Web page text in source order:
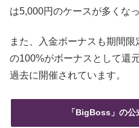
は5,000円のケースが多くな
また、入金ボーナスも期間
の100%がボーナスとして還
過去に開催されています。
「BigBoss」の